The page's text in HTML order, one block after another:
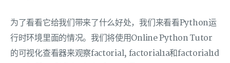
为了看看它给我们带来了什么好处，我们来看看Python运
行时环境里面的情况。我们将使用Online Python Tutor
的可视化查看器来观察factorial, factorial1a和factorial1d